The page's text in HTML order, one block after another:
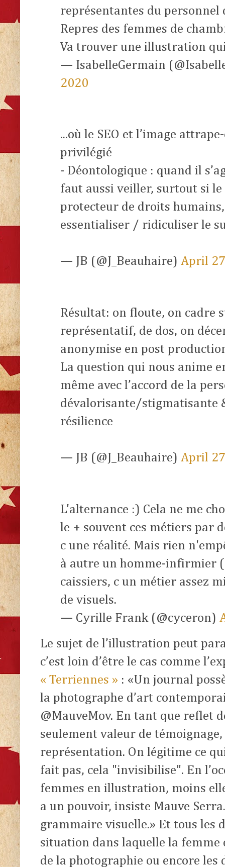
représentantes du personnel
Repres des femmes de
Va trouver une illustration
— IsabelleGermain
2020
...où le SEO et l’image
privilégié
- Déontologique : quand il
faut aussi veiller, surtout si
protecteur de droits
essentialiser / ridiculiser le
— JB (@J_Beauhaire) April
Résultat: on floute, on cadre
représentatif, de dos, on
anonymise en post
La question qui nous anime
même avec l’accord de la
dévalorisante/stigmatisante
résilience
— JB (@J_Beauhaire) April
L'alternance :) Cela ne me
le + souvent ces métiers par
c une réalité. Mais rien
à autre un homme-infirmier
caissiers, c un métier assez
de visuels.
— Cyrille Frank (@cyceron)
Le sujet de l’illustration peut
c’est loin d’être le cas comme
« Terriennes » : «Un journal
la photographe d’art
@MauveMov. En tant que reflet
seulement valeur de
représentation. On légitime ce
fait pas, cela "invisibilise". En
femmes en illustration, moins
a un pouvoir, insiste Mauve
grammaire visuelle.» Et tous les
situation dans laquelle la femme
de la photographie ou encore